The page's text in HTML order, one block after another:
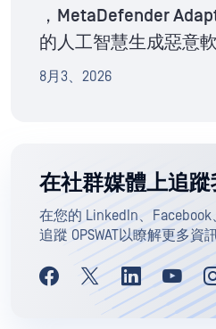
，MetaDefender
的人工智慧生成惡意
8月3、2026
在社群媒體上追蹤
在您的 LinkedIn、Facebook
追蹤 OPSWAT以瞭解更多資